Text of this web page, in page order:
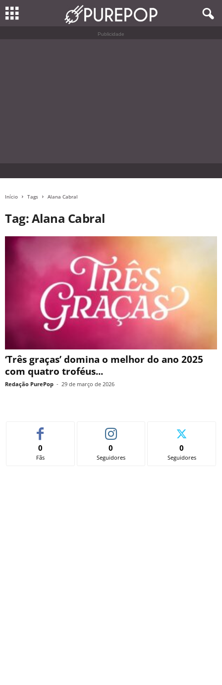
Publicidade
Início Tags Alana Cabral
Tag: Alana Cabral
‘Três graças’ domina o melhor do ano 2025
com quatro troféus...
Redação PurePop - 29 de março de 2026
0
Fãs
0
Seguidores
0
Seguidores